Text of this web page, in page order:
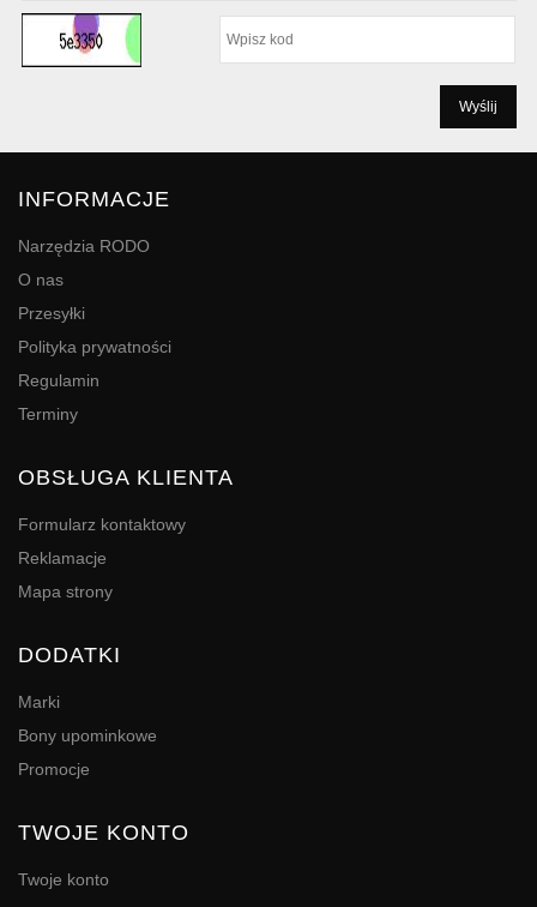
INFORMACJE
Narzędzia RODO
O nas
Przesyłki
Polityka prywatności
Regulamin
Terminy
OBSŁUGA KLIENTA
Formularz kontaktowy
Reklamacje
Mapa strony
DODATKI
Marki
Bony upominkowe
Promocje
TWOJE KONTO
Twoje konto